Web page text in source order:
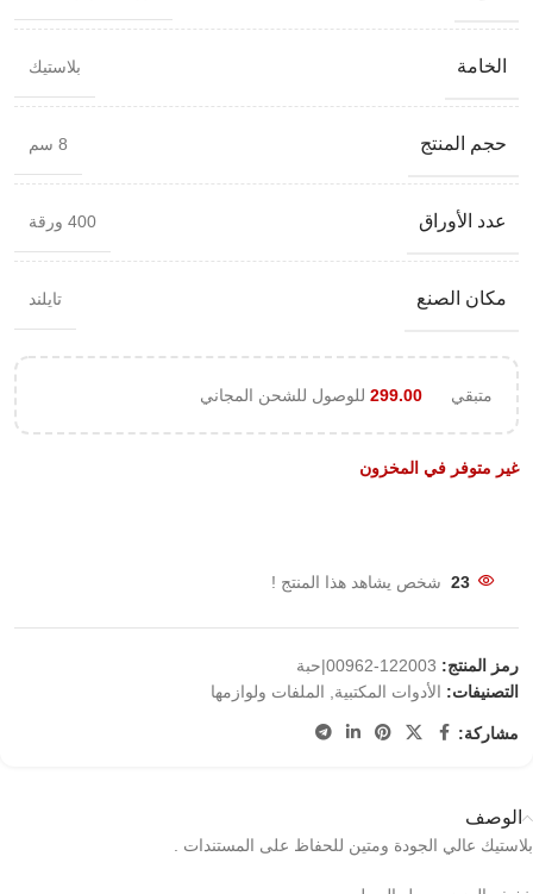
الخامة بلاستيك
حجم المنتج 8 سم
عدد الأوراق 400 ورقة
مكان الصنع تايلند
متبقي 299.00 للوصول للشحن المجاني
غير متوفر في المخزون
23 شخص يشاهد هذا المنتج !
رمز المنتج: 122003-00962|حبة
التصنيفات: الأدوات المكتبية, الملفات ولوازمها
مشاركة:
الوصف
بلاستيك عالي الجودة ومتين للحفاظ على المستندات .